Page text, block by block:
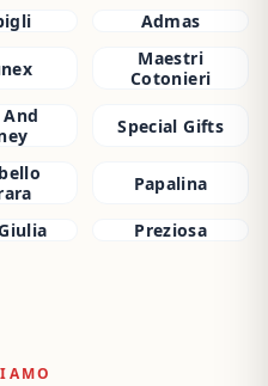
Admas
Maestri
Cotonieri
Special Gifts
Papalina
Preziosa